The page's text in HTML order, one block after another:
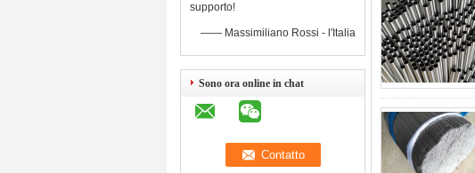
supporto!
—— Massimiliano Rossi - l'Italia
Sono ora online in chat